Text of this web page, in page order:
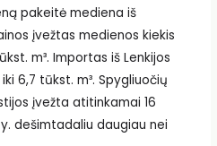
pakeitė mediena iš
įvežtas medienos kiekis
m³. Importas iš Lenkijos
6,7 tūkst. m³. Spygliuočių
įvežta atitinkamai 16
dešimtadaliu daugiau nei